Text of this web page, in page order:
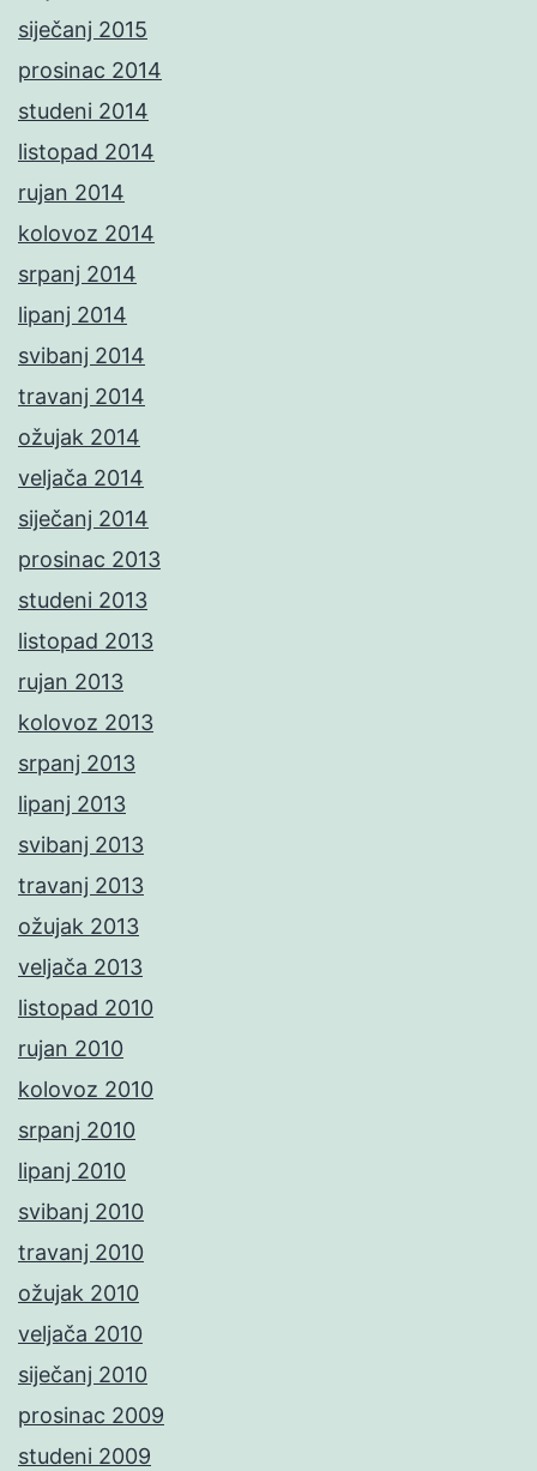
siječanj 2015
prosinac 2014
studeni 2014
listopad 2014
rujan 2014
kolovoz 2014
srpanj 2014
lipanj 2014
svibanj 2014
travanj 2014
ožujak 2014
veljača 2014
siječanj 2014
prosinac 2013
studeni 2013
listopad 2013
rujan 2013
kolovoz 2013
srpanj 2013
lipanj 2013
svibanj 2013
travanj 2013
ožujak 2013
veljača 2013
listopad 2010
rujan 2010
kolovoz 2010
srpanj 2010
lipanj 2010
svibanj 2010
travanj 2010
ožujak 2010
veljača 2010
siječanj 2010
prosinac 2009
studeni 2009